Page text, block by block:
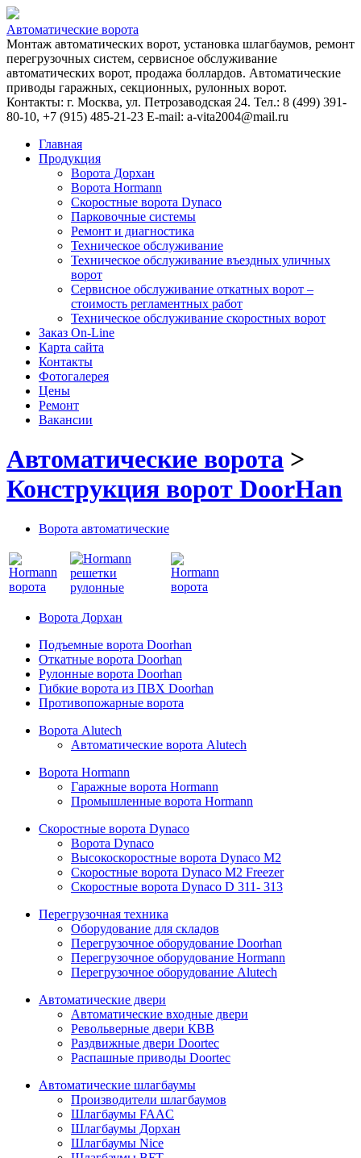
Автоматические ворота
Монтаж автоматических ворот, установка шлагбаумов, ремонт
перегрузочных систем, сервисное обслуживание
автоматических ворот, продажа боллардов. Автоматические
приводы гаражных, секционных, рулонных ворот.
Контакты: г. Москва, ул. Петрозаводская 24. Тел.: 8 (499) 391-
80-10, +7 (915) 485-21-23 E-mail: a-vita2004@mail.ru
Главная
Продукция
Ворота Дорхан
Ворота Hormann
Скоростные ворота Dynaco
Парковочные системы
Ремонт и диагностика
Техническое обслуживание
Техническое обслуживание въездных уличных
ворот
Сервисное обслуживание откатных ворот –
стоимость регламентных работ
Техническое обслуживание скоростных ворот
Заказ On-Line
Карта сайта
Контакты
Фотогалерея
Цены
Ремонт
Вакансии
Автоматические ворота >
Конструкция ворот DoorHan
Ворота автоматические
Ворота Дорхан
Подъемные ворота Doorhan
Откатные ворота Doorhan
Рулонные ворота Doorhan
Гибкие ворота из ПВХ Doorhan
Противопожарные ворота
Ворота Alutech
Автоматические ворота Alutech
Ворота Hormann
Гаражные ворота Hormann
Промышленные ворота Hormann
Скоростные ворота Dynaco
Ворота Dynaco
Высокоскоростные ворота Dynaco М2
Скоростные ворота Dynaco М2 Freezer
Скоростные ворота Dynaco D 311- 313
Перегрузочная техника
Оборудование для складов
Перегрузочное оборудование Doorhan
Перегрузочное оборудование Hormann
Перегрузочное оборудование Alutech
Автоматические двери
Автоматические входные двери
Револьверные двери КВВ
Раздвижные двери Doortec
Распашные приводы Doortec
Автоматические шлагбаумы
Производители шлагбаумов
Шлагбаумы FAAC
Шлагбаумы Дорхан
Шлагбаумы Nice